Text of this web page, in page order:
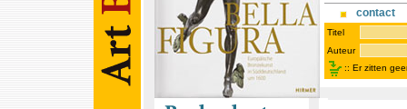
contact
Titel
Auteur
:: Er zitten